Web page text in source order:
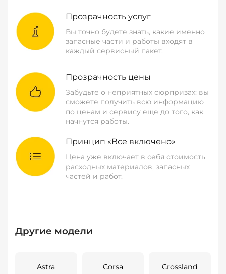
Прозрачность услуг
Вы точно будете знать, какие именно
запасные части и работы входят в
каждый сервисный пакет.
Прозрачность цены
Забудьте о неприятных сюрпризах: вы
сможете получить всю информацию
по ценам и сервису еще до того, как
начнутся работы.
Принцип «Все включено»
Цена уже включает в себя стоимость
расходных материалов, запасных
частей и работ.
Другие модели
Astra Corsa Crossland